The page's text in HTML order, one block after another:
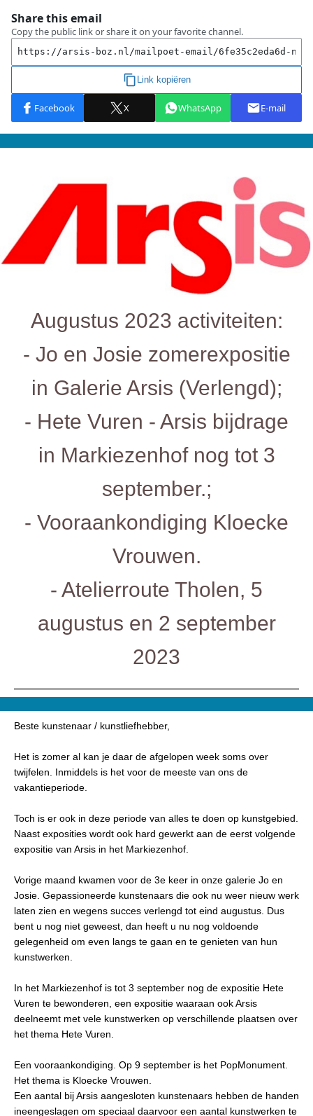
Augustus 2023 activiteiten:
- Jo en Josie zomerexpositie
in Galerie Arsis (Verlengd);
- Hete Vuren - Arsis bijdrage
in Markiezenhof nog tot 3
september.;
- Vooraankondiging Kloecke
Vrouwen.
- Atelierroute Tholen, 5
augustus en 2 september
2023
Beste kunstenaar / kunstliefhebber,
Het is zomer al kan je daar de afgelopen week soms over
twijfelen. Inmiddels is het voor de meeste van ons de
vakantieperiode.
Toch is er ook in deze periode van alles te doen op kunstgebied.
Naast exposities wordt ook hard gewerkt aan de eerst volgende
expositie van Arsis in het Markiezenhof.
Vorige maand kwamen voor de 3e keer in onze galerie Jo en
Josie. Gepassioneerde kunstenaars die ook nu weer nieuw werk
laten zien en wegens succes verlengd tot eind augustus. Dus
bent u nog niet geweest, dan heeft u nu nog voldoende
gelegenheid om even langs te gaan en te genieten van hun
kunstwerken.
In het Markiezenhof is tot 3 september nog de expositie Hete
Vuren te bewonderen, een expositie waaraan ook Arsis
deelneemt met vele kunstwerken op verschillende plaatsen over
het thema Hete Vuren.
Een vooraankondiging. Op 9 september is het PopMonument.
Het thema is Kloecke Vrouwen.
Een aantal bij Arsis aangesloten kunstenaars hebben de handen
ineengeslagen om speciaal daarvoor een aantal kunstwerken te